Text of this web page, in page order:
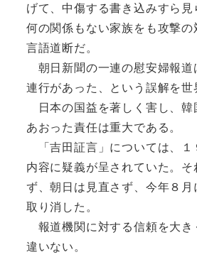
げて、中傷する書き込みすら
何の関係もない家族をも攻撃の
言語道断だ。
朝日新聞の一連の慰安婦報道
連行があった、という誤解を世
日本の国益を著しく害し、韓
あおった責任は重大である。
「吉田証言」については、１
内容に疑義が呈されていた。
ず、朝日は見直さず、今年８
取り消した。
報道機関に対する信頼を大き
違いない。